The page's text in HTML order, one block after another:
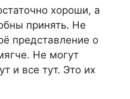
хороши, а
принять. Не
представление о
Не могут
и все тут. Это их